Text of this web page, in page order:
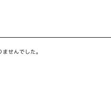
せんでした。